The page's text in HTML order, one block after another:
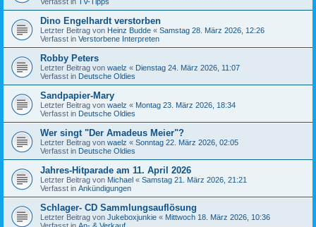
Dino Engelhardt verstorben
Letzter Beitrag von Heinz Budde « Samstag 28. März 2026, 12:26
Verfasst in Verstorbene Interpreten
Robby Peters
Letzter Beitrag von waelz « Dienstag 24. März 2026, 11:07
Verfasst in Deutsche Oldies
Sandpapier-Mary
Letzter Beitrag von waelz « Montag 23. März 2026, 18:34
Verfasst in Deutsche Oldies
Wer singt "Der Amadeus Meier"?
Letzter Beitrag von waelz « Sonntag 22. März 2026, 02:05
Verfasst in Deutsche Oldies
Jahres-Hitparade am 11. April 2026
Letzter Beitrag von Michael « Samstag 21. März 2026, 21:21
Verfasst in Ankündigungen
Schlager- CD Sammlungsauflösung
Letzter Beitrag von Jukeboxjunkie « Mittwoch 18. März 2026, 10:36
Verfasst in An- & Verkauf